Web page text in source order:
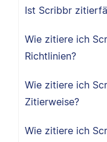
Ist Scribbr
Wie zitiere ich
Richtlinien?
Wie zitiere ich
Zitierweise?
Wie zitiere ich